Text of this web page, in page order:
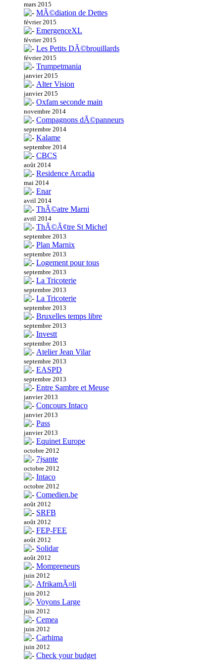
mars 2015
MÃ©diation de Dettes
février 2015
EmergenceXL
février 2015
Les Petits DÃ©brouillards
février 2015
Trumpetmania
janvier 2015
Alter Vision
janvier 2015
Oxfam seconde main
novembre 2014
Compagnons dÃ©panneurs
septembre 2014
Kalame
septembre 2014
CBCS
août 2014
Residence Arcadia
mai 2014
Enar
avril 2014
ThÃ©atre Marni
avril 2014
ThÃ©Ã¢tre St Michel
septembre 2013
Plan Marnix
septembre 2013
Logement pour tous
septembre 2013
La Tricoterie
septembre 2013
La Tricoterie
septembre 2013
Bruxelles temps libre
septembre 2013
Investt
septembre 2013
Atelier Jean Vilar
septembre 2013
EASPD
septembre 2013
Entre Sambre et Meuse
janvier 2013
Concours Intaco
janvier 2013
Pass
janvier 2013
Equinet Europe
octobre 2012
7jsante
octobre 2012
Intaco
octobre 2012
Comedien.be
août 2012
SRFB
août 2012
FEP-FEE
août 2012
Solidar
août 2012
Mompreneurs
juin 2012
AfrikamÃ¤li
juin 2012
Voyons Large
juin 2012
Cemea
juin 2012
Carhima
juin 2012
Check your budget